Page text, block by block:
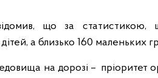
що за статистикою,
а близько 160 маленьких
на дорозі – пріоритет